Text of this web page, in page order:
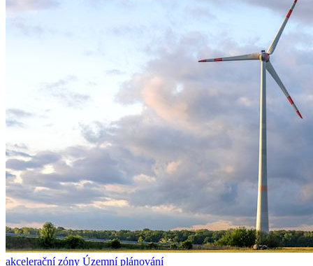
akcelerační zóny Územní plánování